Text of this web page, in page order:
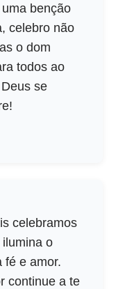
benção
celebro não
o dom
todos ao
se
celebramos
o
fé e amor.
continue a te